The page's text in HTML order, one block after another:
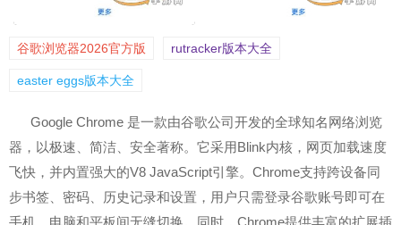
谷歌浏览器2026官方版 rutracker版本大全
easter eggs版本大全
Google Chrome 是一款由谷歌公司开发的全球知名网络浏览
器，以极速、简洁、安全著称。它采用Blink内核，网页加载速度
飞快，并内置强大的V8 JavaScript引擎。Chrome支持跨设备同
步书签、密码、历史记录和设置，用户只需登录谷歌账号即可在
手机、电脑和平板间无缝切换。同时，Chrome提供丰富的扩展插